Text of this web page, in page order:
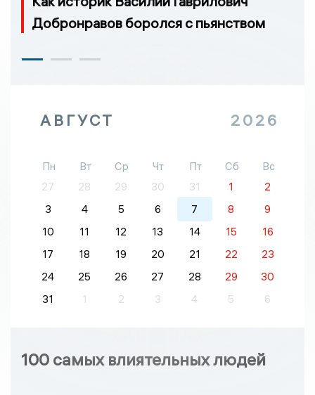
Добронравов боролся с пьянством
АВГУСТ 2026
Пн Вт Ср Чт Пт Сб
Вс
27
28 29 30 31 1
2
3
4 5 6 7 8
9
10
11 12 13 14 15
16
17
18 19 20 21 22
23
24
25 26 27 28 29
30
31
1 2 3 4 5 6
100 самых влиятельных людей